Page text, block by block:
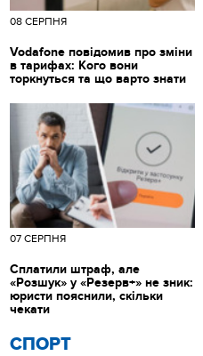
08 СЕРПНЯ
Vodafone повідомив про зміни
в тарифах: Кого вони
торкнуться та що варто знати
СПОРТ
07 СЕРПНЯ
Сплатили штраф, але
«Розшук» у «Резерв+» не зник:
юристи пояснили, скільки
чекати